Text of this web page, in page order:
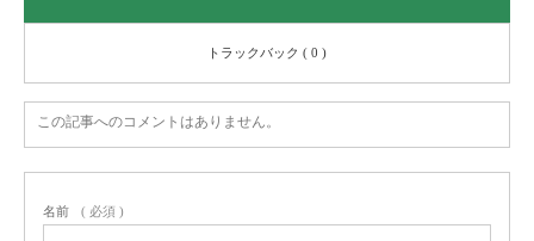
トラックバック ( 0 )
この記事へのコメントはありません。
名前 ( 必須 )